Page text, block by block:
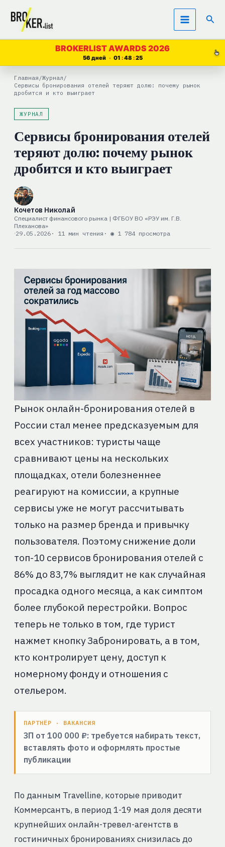
Перейти
содержимому
BROKERLIST AWARDS 2026
56 дней 01 48 23
Главная /Журнал /
Сервисы бронирования отелей теряют долю: почему рынок
дробится и кто выиграет
ЖУРНАЛ
Сервисы бронирования отелей
теряют долю: почему рынок
дробится и кто выиграет
Кочетов Николай
Специалист финансового рынка | ФГБОУ ВО «РЭУ им. Г.В.
Плеханова»
29.05.2026· 11 мин чтения · ◉ 1 784 просмотра
Рынок онлайн-бронирования отелей в
России стал менее предсказуемым для
всех участников: туристы чаще
сравнивают цены на нескольких
площадках, отели болезненнее
реагируют на комиссии, а крупные
сервисы уже не могут рассчитывать
только на размер бренда и привычку
пользователя. Поэтому снижение доли
топ-10 сервисов бронирования отелей с
86% до 83,7% выглядит не как случайная
просадка одного месяца, а как симптом
более глубокой перестройки. Вопрос
теперь не только в том, где турист
нажмет кнопку Забронировать, а в том,
кто контролирует цену, доступ к
номерному фонду и отношения с
отельером.
ПАРТНЁР · ВАКАНСИЯ
ЗП от 100 000 ₽: требуется набирать текст,
вставлять фото и оформлять простые
публикации
По данным Travelline, которые приводит
Коммерсантъ, в период 1-19 мая доля десяти
крупнейших онлайн-тревел-агентств в
гостиничных бронированиях снизилась до